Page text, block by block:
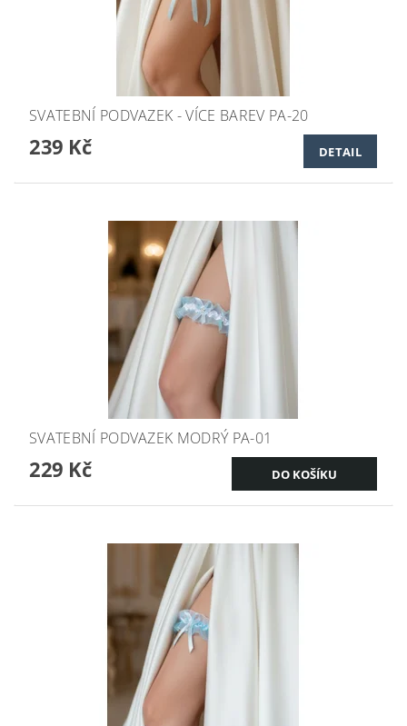
SVATEBNÍ PODVAZEK - VÍCE BAREV PA-20
239 Kč DETAIL
SVATEBNÍ PODVAZEK MODRÝ PA-01
229 Kč